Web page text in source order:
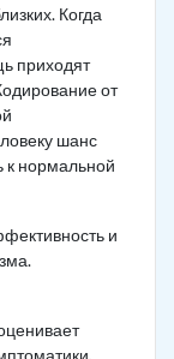
Когда
приходят
от
шанс
к нормальной
и